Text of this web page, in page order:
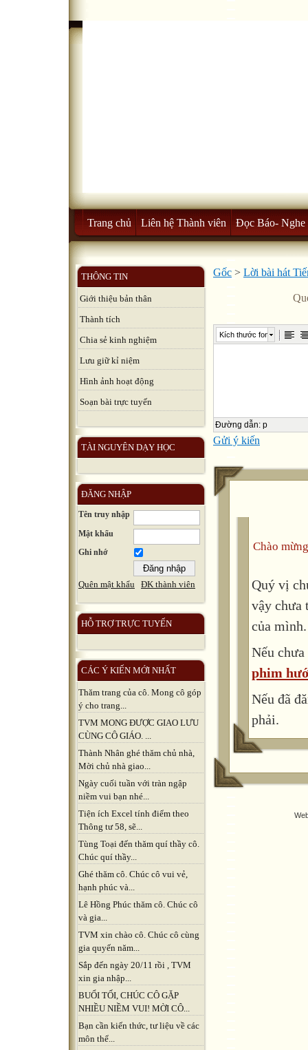
Trang chủ Liên hệ Thành viên Đọc Báo- Nghe
THÔNG TIN
Giới thiệu bản thân
Thành tích
Chia sẻ kinh nghiệm
Lưu giữ kỉ niệm
Hình ảnh hoạt động
Soạn bài trực tuyến
TÀI NGUYÊN DẠY HỌC
ĐĂNG NHẬP
Tên truy nhập
Mật khẩu
Ghi nhớ
Quên mật khẩu ĐK thành viên
HỖ TRỢ TRỰC TUYẾN
CÁC Ý KIẾN MỚI NHẤT
Thăm trang của cô. Mong cô góp
ý cho trang...
TVM MONG ĐƯỢC GIAO LƯU
CÙNG CÔ GIÁO. ...
Thành Nhân ghé thăm chủ nhà,
Mời chủ nhà giao...
Ngày cuối tuần với tràn ngập
niềm vui bạn nhé...
Tiện ích Excel tính điểm theo
Thông tư 58, sẽ...
Tùng Toại đến thăm quí thầy cô.
Chúc quí thầy...
Ghé thăm cô. Chúc cô vui vẻ,
hạnh phúc và...
Lê Hồng Phúc thăm cô. Chúc cô
và gia...
TVM xin chào cô. Chúc cô cùng
gia quyến năm...
Sắp đến ngày 20/11 rồi , TVM
xin gia nhập...
BUỔI TỐI, CHÚC CÔ GẶP
NHIỀU NIỀM VUI! MỜI CÔ...
Bạn cần kiến thức, tư liệu về các
môn thể...
Gốc > Lời bài hát
Kích thước font
Đường dẫn: p
Gửi ý kiến
Chào
Quý vị
vậy chưa
của mình.
Nếu
phim
Nếu đã
phải.